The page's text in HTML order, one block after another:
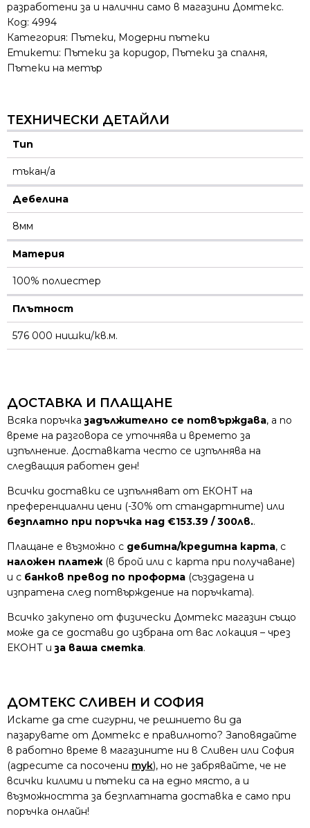
разработени за и налични само в магазини Домтекс.
Код: 4994
Категория: Пътеки, Модерни пътеки
Етикети: Пътеки за коридор, Пътеки за спалня,
Пътеки на метър
ТЕХНИЧЕСКИ ДЕТАЙЛИ
Тип
тъкан/а
Дебелина
8мм
Материя
100% полиестер
Плътност
576 000 нишки/кв.м.
ДОСТАВКА И ПЛАЩАНЕ
Всяка поръчказадължително се потвърждава, а по
време на разговора се уточнява и времето за
изпълнение. Доставката често се изпълнява на
следващия работен ден!
Всички доставки се изпълняват от ЕКОНТ на
преференциални цени (-30% от стандартните) или
безплатно при поръчка над €153.39 / 300лв..
Плащане е възможно с дебитна/кредитна карта, с
наложен платеж (в брой или с карта при получаване)
и с банков превод по проформа (създадена и
изпратена след потвърждение на поръчката).
Всичко закупено от физически Домтекс магазин също
може да се достави до избрана от вас локация – чрез
ЕКОНТ иза ваша сметка.
ДОМТЕКС СЛИВЕН И СОФИЯ
Искате да сте сигурни, че решнието ви да
пазарувате от Домтекс е правилното? Заповядайте
в работно време в магазините ни в Сливен или София
(адресите са посочени тук), но не забрявайте, че не
всички килими и пътеки са на едно място, а и
възможността за безплатната доставка е само при
поръчка онлайн!